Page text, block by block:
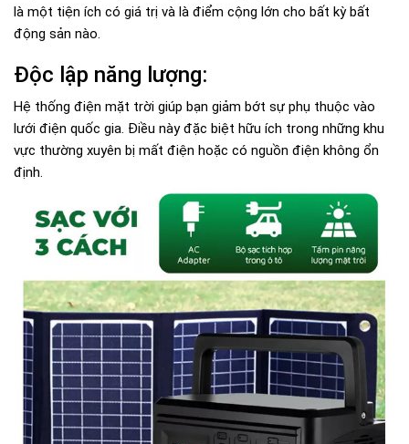
là một tiện ích có giá trị và là điểm cộng lớn cho bất kỳ bất
động sản nào.
Độc lập năng lượng:
Hệ thống điện mặt trời giúp bạn giảm bớt sự phụ thuộc vào
lưới điện quốc gia. Điều này đặc biệt hữu ích trong những khu
vực thường xuyên bị mất điện hoặc có nguồn điện không ổn
định.